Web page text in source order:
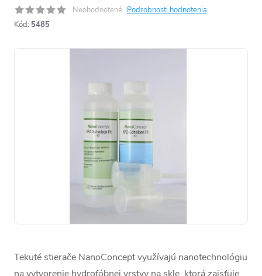
Neohodnotené Podrobnosti hodnotenia
Kód: 5485
Tekuté stierače NanoConcept využívajú nanotechnológiu
na vytvorenie hydrofóbnej vrstvy na skle, ktorá zaisťuje